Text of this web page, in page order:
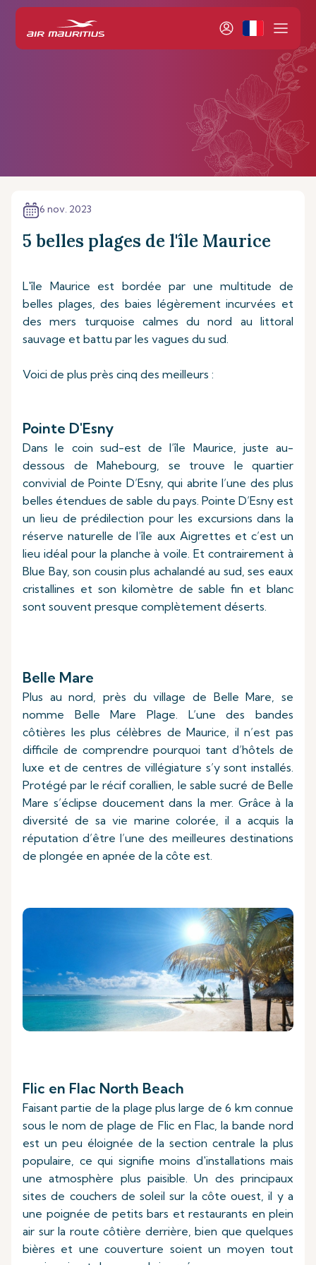
6 nov. 2023
5 belles plages de l'île Maurice
L'île Maurice est bordée par une multitude de
belles plages, des baies légèrement incurvées et
des mers turquoise calmes du nord au littoral
sauvage et battu par les vagues du sud.
Voici de plus près cinq des meilleurs :
Pointe D'Esny
Dans le coin sud-est de l’île Maurice, juste au-
dessous de Mahebourg, se trouve le quartier
convivial de Pointe D’Esny, qui abrite l’une des plus
belles étendues de sable du pays. Pointe D’Esny est
un lieu de prédilection pour les excursions dans la
réserve naturelle de l’île aux Aigrettes et c’est un
lieu idéal pour la planche à voile. Et contrairement à
Blue Bay, son cousin plus achalandé au sud, ses eaux
cristallines et son kilomètre de sable fin et blanc
sont souvent presque complètement déserts.
Belle Mare
Plus au nord, près du village de Belle Mare, se
nomme Belle Mare Plage. L’une des bandes
côtières les plus célèbres de Maurice, il n’est pas
difficile de comprendre pourquoi tant d’hôtels de
luxe et de centres de villégiature s’y sont installés.
Protégé par le récif corallien, le sable sucré de Belle
Mare s’éclipse doucement dans la mer. Grâce à la
diversité de sa vie marine colorée, il a acquis la
réputation d’être l’une des meilleures destinations
de plongée en apnée de la côte est.
Flic en Flac North Beach
Faisant partie de la plage plus large de 6 km connue
sous le nom de plage de Flic en Flac, la bande nord
est un peu éloignée de la section centrale la plus
populaire, ce qui signifie moins d'installations mais
une atmosphère plus paisible. Un des principaux
sites de couchers de soleil sur la côte ouest, il y a
une poignée de petits bars et restaurants en plein
air sur la route côtière derrière, bien que quelques
bières et une couverture soient un moyen tout